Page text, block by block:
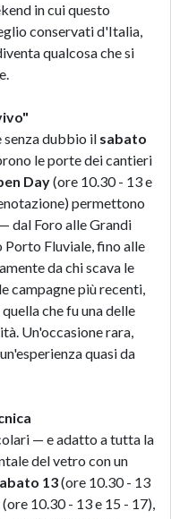
in cui questo
conservati d'Italia,
qualcosa che si
senza dubbio il sabato
le porte dei cantieri
Day(ore 10.30 - 13 e
permettono
dal Foro alle Grandi
Porto Fluviale, fino alle
da chi scava le
campagne più recenti,
che fu una delle
Un'occasione rara,
quasi da
— e adatto a tutta la
del vetro con un
13(ore 10.30 - 13
(ore 10.30 - 13 e 15 - 17),